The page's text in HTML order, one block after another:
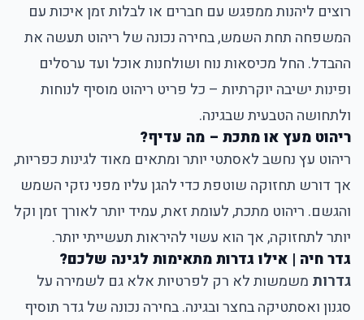
רוצים ליהנות ממפגש עם חברים או לבלות זמן איכות עם
המשפחה תחת השמש, בחירה נכונה של ריהוט תעשה את
ההבדל. החל מכיסאות נוח ושולחנות אוכל ועד ערסלים
ופינות ישיבה יוקרתיות – כל פריט ריהוט מוסיף לנוחות
ולתחושה הטבעית שבגינה.
ריהוט מעץ או מתכת – מה עדיף?
ריהוט עץ נחשב לאסתטי יותר ומתאים מאוד לגינות כפריות,
אך דורש תחזוקה שוטפת כדי להגן עליו מפני נזקי השמש
והגשם. ריהוט מתכת, לעומת זאת, עמיד יותר לאורך זמן וקל
יותר לתחזוקה, אך הוא עשוי להיראות תעשייתי יותר.
גדר חיה | אילו גדרות מתאימות לגינה שלכם?
גדרות משמשות לא רק לפרטיות אלא גם לשמירה על
סגנון ואסתטיקה בחצר ובגינה. בחירה נכונה של גדר תוסיף